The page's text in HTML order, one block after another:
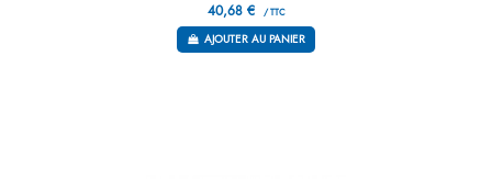
40,68 € / TTC
AJOUTER AU PANIER